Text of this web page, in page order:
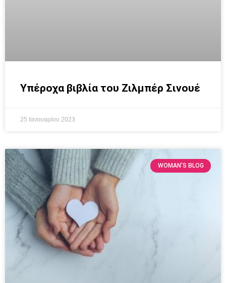
Υπέροχα βιβλία του Ζιλμπέρ Σινουέ
25 Ιανουαρίου 2023
WOMAN’S BLOG